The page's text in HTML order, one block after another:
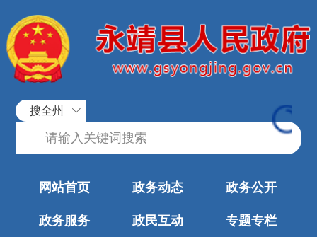
搜全州
网站首页 政务动态 政务公开
政务服务 政民互动 专题专栏